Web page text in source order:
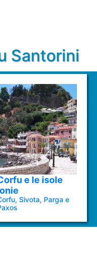
Santorini
e le isole
Sivota, Parga e